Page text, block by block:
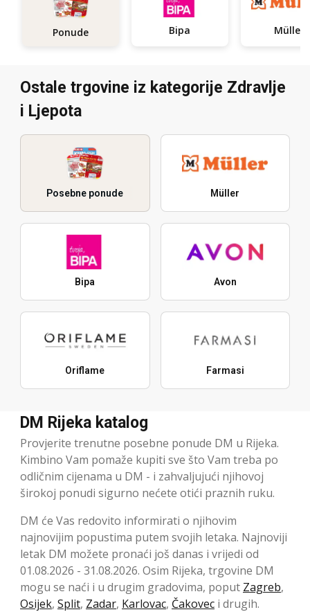
Ponude Bipa Müller
Ostale trgovine iz kategorije Zdravlje
i Ljepota
Posebne ponude Müller
Bipa Avon
Oriflame Farmasi
DM Rijeka katalog
Provjerite trenutne posebne ponude DM u Rijeka.
Kimbino Vam pomaže kupiti sve što Vam treba po
odličnim cijenama u DM - i zahvaljujući njihovoj
širokoj ponudi sigurno nećete otići praznih ruku.
DM će Vas redovito informirati o njihovim
najnovijim popustima putem svojih letaka. Najnoviji
letak DM možete pronaći još danas i vrijedi od
01.08.2026 - 31.08.2026. Osim Rijeka, trgovine DM
mogu se naći i u drugim gradovima, poput Zagreb,
Osijek, Split, Zadar, Karlovac, Čakovec i drugih.